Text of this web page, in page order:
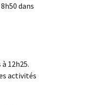
dans
12h25.
activités